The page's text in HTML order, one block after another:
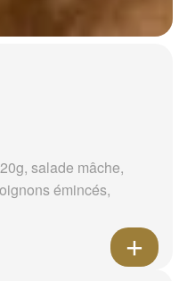
salade mâche,
émincés,